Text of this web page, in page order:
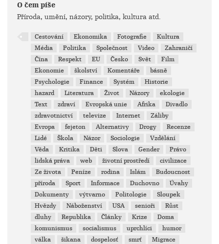
O čem píše
Příroda, umění, názory, politika, kultura atd.
Cestování Ekonomika Fotografie
Kultura
Média
Politika Společnost Video
Zahraničí
Čína
Respekt EU Česko Svět
Film
Ekonomie
školství Komentáře
básně
Psychologie
Finance Systém
Historie
hazard
Literatura Život Názory
ekologie
Text
zdraví Evropská unie Afrika
Divadlo
zdravotnictví
televize Internet
Záliby
Evropa
fejeton Alternativy Drogy
Recenze
Lidé
Škola Názor Sociologie
Vzdělání
Věda
Kritika Děti Slova Gender
Právo
lidská práva
web životní prostředí
civilizace
Ze života
Peníze rodina Islám
Budoucnost
příroda
Sport Informace Duchovno
Úvahy
Dokumenty
výtvarno Politologie
Sloupek
Hvězdy
Náboženství USA senioři
Růst
dluhy
Republika Články Krize
Doma
komunismus
socialismus uprchlíci
humor
válka
šikana dospelosť smrť
Migrace